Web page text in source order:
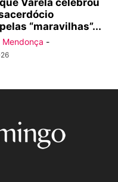
“maravilhas”...
Mendonça -